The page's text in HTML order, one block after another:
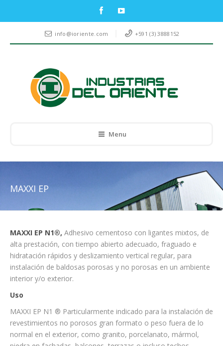
info@ioriente.com +591 (3) 3888152
Menu
MAXXI EP
MAXXI EP N1®, Adhesivo cementoso con ligantes mixtos, de
alta prestación, con tiempo abierto adecuado, fraguado e
hidratación rápidos y deslizamiento vertical regular, para
instalación de baldosas porosas y no porosas en un ambiente
interior y/o exterior.
Uso
MAXXI EP N1 ® Particularmente indicado para la instalación de
revestimientos no porosos gran formato o peso fuera de lo
normal en el exterior, como granito, porcelanato, mármol,